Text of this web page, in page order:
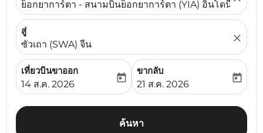
ย็อกยาการ์ตา - สนามบินย็อกยาการ์ตา (YIA) อินโดนีเซีย
สู่
ซัวเถา (SWA) จีน
close
เที่ยวบินขาออก
fc-booking-departure-date-aria-label
14 ส.ค. 2026
today
ขากลับ
fc-booking-return-date-
21 ส.ค. 2026
today
ค้นหา